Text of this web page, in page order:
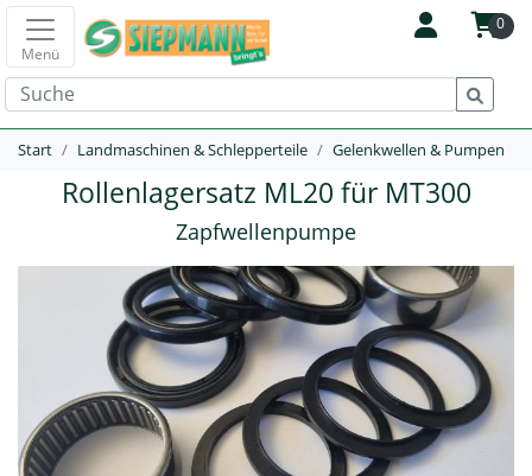
0
Menü
Start Landmaschinen & Schlepperteile Gelenkwellen & Pumpen
Rollenlagersatz ML20 für MT300
Zapfwellenpumpe